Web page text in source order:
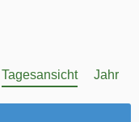
Tagesansicht